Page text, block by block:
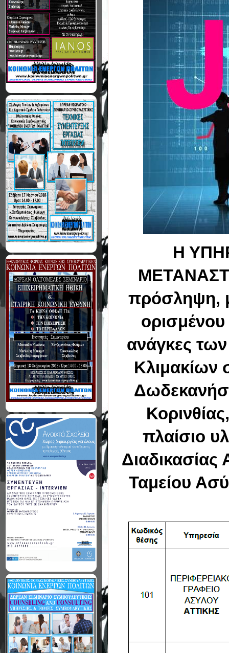
Η
πρόσληψη,
ανάγκες
Κλιμακίων
πλαίσιο
Ταμείου